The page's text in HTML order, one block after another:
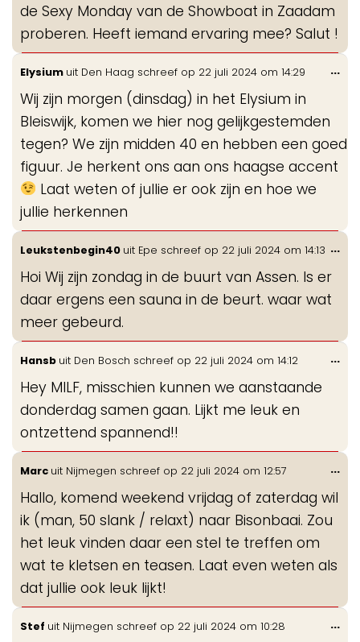
de Sexy Monday van de Showboat in Zaadam
proberen. Heeft iemand ervaring mee? Salut !
Elysium uit Den Haag schreef op 22 juli 2024 om 14:29
Wij zijn morgen (dinsdag) in het Elysium in
Bleiswijk, komen we hier nog gelijkgestemden
tegen? We zijn midden 40 en hebben een goed
figuur. Je herkent ons aan ons haagse accent
Laat weten of jullie er ook zijn en hoe we
jullie herkennen
...
Leukstenbegin40 uit Epe schreef op 22 juli 2024 om 14:13
Hoi Wij zijn zondag in de buurt van Assen. Is er
daar ergens een sauna in de beurt. waar wat
meer gebeurd.
...
Hansb uit Den Bosch schreef op 22 juli 2024 om 14:12
Hey MILF, misschien kunnen we aanstaande
donderdag samen gaan. Lijkt me leuk en
ontzettend spannend!!
...
Marc uit Nijmegen schreef op 22 juli 2024 om 12:57
Hallo, komend weekend vrijdag of zaterdag wil
ik (man, 50 slank / relaxt) naar Bisonbaai. Zou
het leuk vinden daar een stel te treffen om
wat te kletsen en teasen. Laat even weten als
dat jullie ook leuk lijkt!
...
Stef uit Nijmegen schreef op 22 juli 2024 om 10:28 ...